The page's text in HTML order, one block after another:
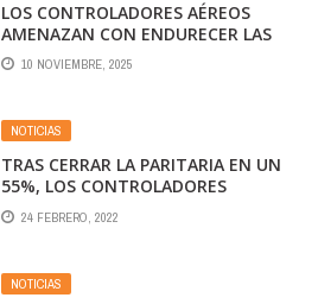
LOS CONTROLADORES AÉREOS
AMENAZAN CON ENDURECER LAS
MEDIDAS DE FUERZA ANTES DEL
PRÓXIMO FIN DE SEMANA LARGO
10 NOVIEMBRE, 2025
NOTICIAS
TRAS CERRAR LA PARITARIA EN UN
55%, LOS CONTROLADORES
LEVANTARON LAS PROTESTAS BAJO
EL COMPROMISO DE LA EANA DE
24 FEBRERO, 2022
NOTICIAS